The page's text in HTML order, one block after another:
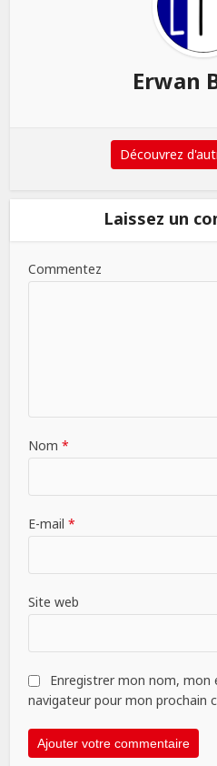
Erwan
Découvrez
Laissez un
Commentez
Nom*
E-mail*
Site web
Enregistrer mon nom, mon
navigateur pour mon prochain